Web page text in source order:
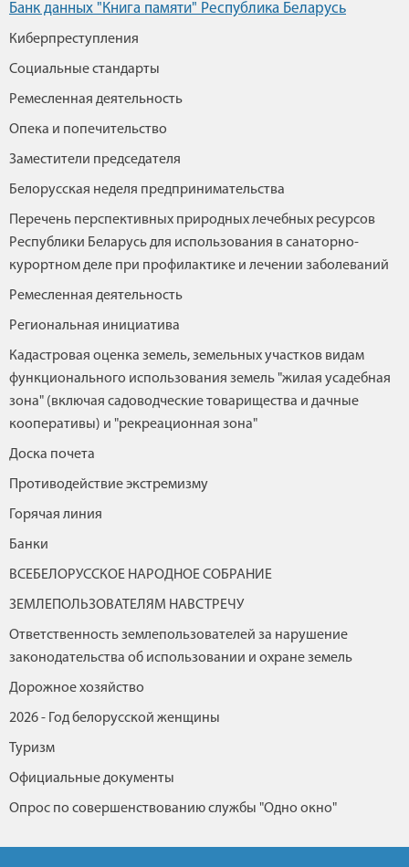
Банк данных "Книга памяти" Республика Беларусь
Киберпреступления
Социальные стандарты
Ремесленная деятельность
Опека и попечительство
Заместители председателя
Белорусская неделя предпринимательства
Перечень перспективных природных лечебных ресурсов
Республики Беларусь для использования в санаторно-
курортном деле при профилактике и лечении заболеваний
Ремесленная деятельность
Региональная инициатива
Кадастровая оценка земель, земельных участков видам
функционального использования земель "жилая усадебная
зона" (включая садоводческие товарищества и дачные
кооперативы) и "рекреационная зона"
Доска почета
Противодействие экстремизму
Горячая линия
Банки
ВСЕБЕЛОРУССКОЕ НАРОДНОЕ СОБРАНИЕ
ЗЕМЛЕПОЛЬЗОВАТЕЛЯМ НАВСТРЕЧУ
Ответственность землепользователей за нарушение
законодательства об использовании и охране земель
Дорожное хозяйство
2026 - Год белорусской женщины
Туризм
Официальные документы
Опрос по совершенствованию службы "Одно окно"